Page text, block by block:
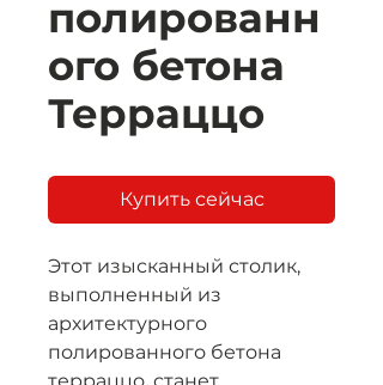
полированн
ого бетона
Терраццо
Купить сейчас
Этот изысканный столик,
выполненный из
архитектурного
полированного бетона